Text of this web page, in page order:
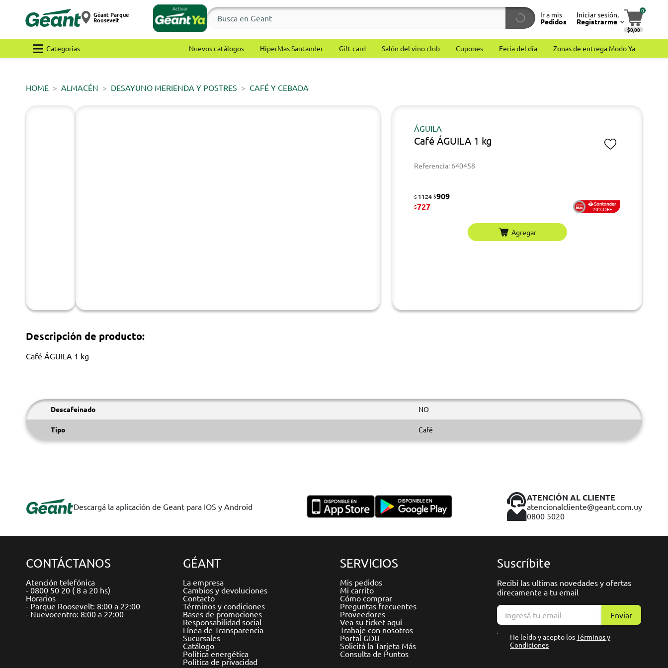
Géant Parque
Roosevelt
Ir a mis
Pedidos
Iniciar sesión,
Registrarme
0
$0,00
Categorías Nuevos catálogos HiperMas Santander Gift card Salón del vino club Cupones Feria del día Zonas de entrega Modo Ya
HOME ALMACÉN DESAYUNO MERIENDA Y POSTRES CAFÉ Y CEBADA
ÁGUILA
Café ÁGUILA 1 kg
Referencia: 640458
$1124 $909
$727 20%OFF
Agregar
Descripción de producto:
Café ÁGUILA 1 kg
Descafeinado NO
Tipo Café
Descargá la aplicación de Geant para IOS y Android
ATENCIÓN AL CLIENTE
atencionalcliente@geant.com.uy
0800 5020
CONTÁCTANOS
Atención telefónica
- 0800 50 20 ( 8 a 20 hs)
Horarios
- Parque Roosevelt: 8:00 a 22:00
- Nuevocentro: 8:00 a 22:00
GÉANT
La empresa
Cambios y devoluciones
Contacto
Términos y condiciones
Bases de promociones
Responsabilidad social
Línea de Transparencia
Sucursales
Catálogo
Política energética
Política de privacidad
SERVICIOS
Mis pedidos
Mi carrito
Cómo comprar
Preguntas frecuentes
Proveedores
Vea su ticket aquí
Trabaje con nosotros
Portal GDU
Solicitá la Tarjeta Más
Consulta de Puntos
Suscríbite
Recibí las ultimas novedades y ofertas
direcamente a tu email
Enviar
He leído y acepto losTérminos y
Condiciones